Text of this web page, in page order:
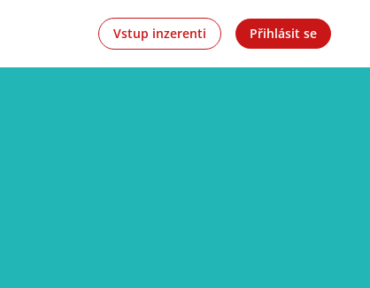
Vstup inzerenti Přihlásit se